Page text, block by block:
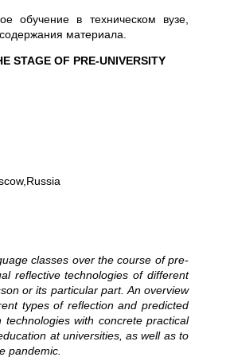
обучение в техническом вузе,
материала.
STAGE OF PRE-UNIVERSITY
classes over the course of pre-
reflective technologies of different
or its particular part. An overview
types of reflection and predicted
with concrete practical
at universities, as well as to
pandemic.